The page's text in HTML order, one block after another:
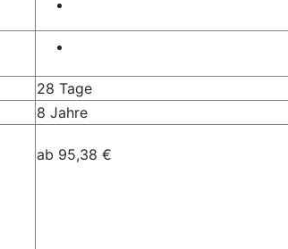
28 Tage
8 Jahre
ab 95,38 €